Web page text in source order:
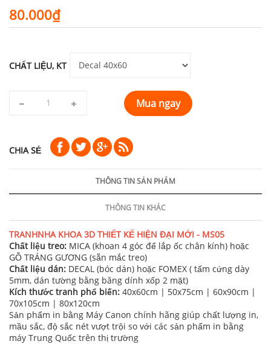
80.000₫
CHẤT LIỆU, KT
Mua ngay
CHIA SẺ
THÔNG TIN SẢN PHẨM
THÔNG TIN KHÁC
TRANHNHA KHOA 3D THIẾT KẾ HIỆN ĐẠI MỚI - MS05
Chất liệu treo: MICA (khoan 4 góc để lắp ốc chân kính) hoặc
GỖ TRÁNG GƯƠNG (sẵn mắc treo)
Chất liệu dán: DECAL (bóc dán) hoặc FOMEX ( tấm cứng dày
5mm, dán tường bằng băng dính xốp 2 mặt)
Kích thước tranh phổ biến: 40x60cm | 50x75cm | 60x90cm |
70x105cm | 80x120cm
Sản phẩm in bằng Máy Canon chính hãng giúp chất lượng in,
mầu sắc, độ sắc nét vượt trội so với các sản phẩm in bằng
máy Trung Quốc trên thị trường